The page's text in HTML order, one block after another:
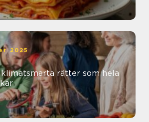
2025
klimatsmarta rätter som hela